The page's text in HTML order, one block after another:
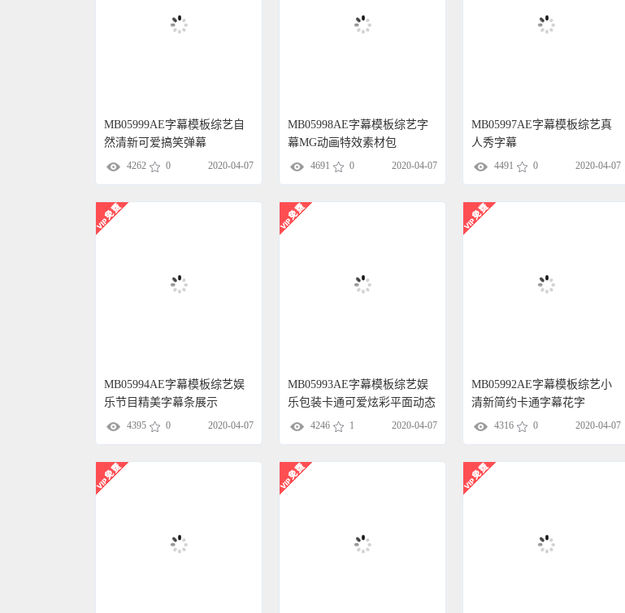
MB05999AE字幕模板综艺自
然清新可爱搞笑弹幕
4262 0 2020-04-07
MB05998AE字幕模板综艺字
幕MG动画特效素材包
4691 0 2020-04-07
MB05997AE字幕模板综艺真
人秀字幕
4491 0 2020-04-07
MB05994AE字幕模板综艺娱
乐节目精美字幕条展示
4395 0 2020-04-07
MB05993AE字幕模板综艺娱
乐包装卡通可爱炫彩平面动态
字幕 4246 1 2020-04-07
MB05992AE字幕模板综艺小
清新简约卡通字幕花字
4316 0 2020-04-07